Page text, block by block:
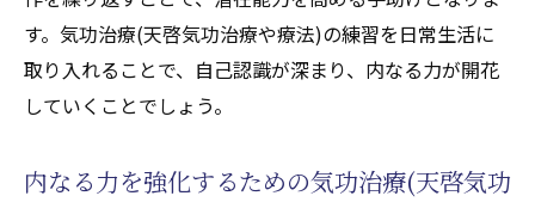
す。気功治療(天啓気功治療や療法)の練習を日常生活に
取り入れることで、自己認識が深まり、内なる力が開花
していくことでしょう。
内なる力を強化するための気功治療(天啓気功